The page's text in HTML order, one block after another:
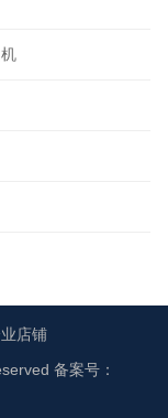
店铺
备案号：